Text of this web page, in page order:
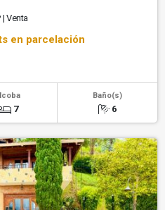
| Venta
en parcelación
7
Baño(s)
6